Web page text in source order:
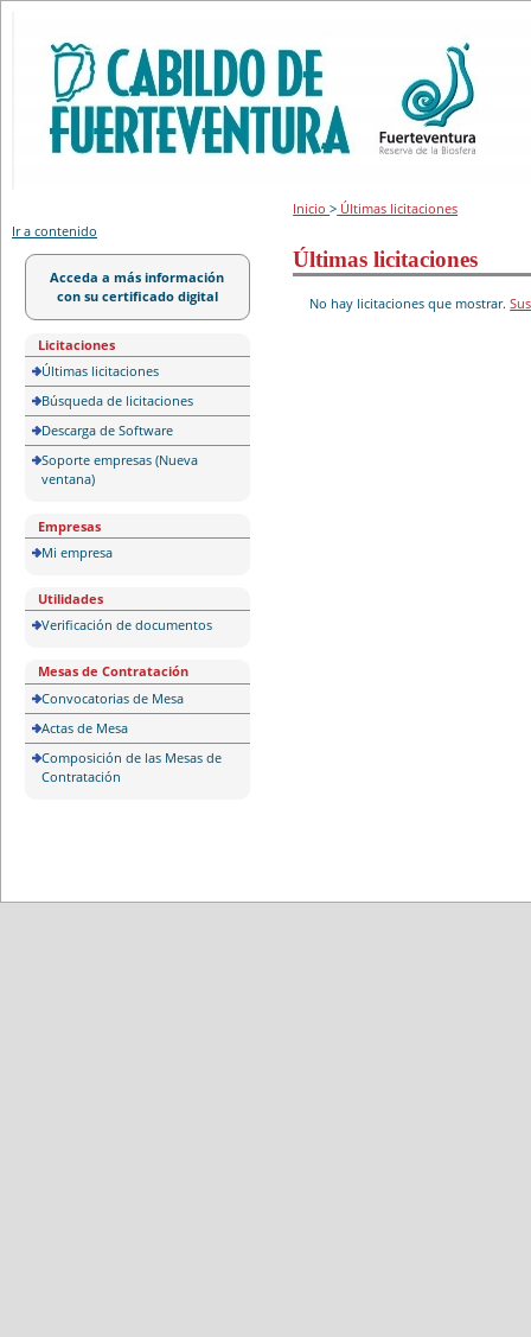
Ir a contenido
Acceda a más información
con su certificado digital
Licitaciones
Últimas licitaciones
Búsqueda de licitaciones
Descarga de Software
Soporte empresas (Nueva
ventana)
Empresas
Mi empresa
Utilidades
Verificación de documentos
Mesas de Contratación
Convocatorias de Mesa
Actas de Mesa
Composición de las Mesas de
Contratación
Inicio> Últimas licitaciones
Últimas licitaciones
No hay licitaciones que mostrar.